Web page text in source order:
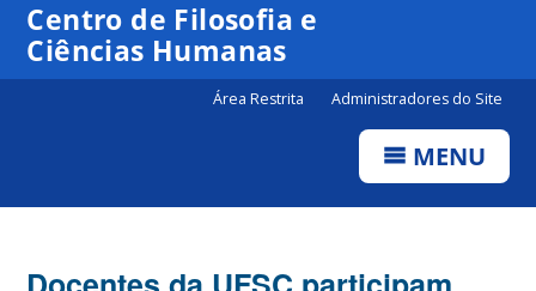
Centro de Filosofia e
Ciências Humanas
Área Restrita Administradores do Site
MENU